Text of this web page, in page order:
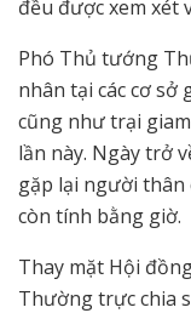
đều được xem xét
Phó Thủ tướng
nhân tại các cơ
cũng như trại
lần này. Ngày trở
gặp lại người thân
còn tính bằng giờ.
Thay mặt Hội
Thường trực chia